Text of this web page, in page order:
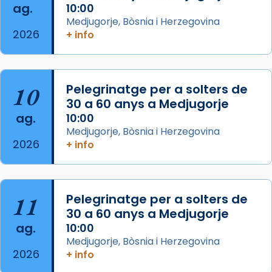
del Sant Pare Lleó XIV a Barcelona, i als
col·laboradors, a la Catedral de Barcelona.
Mons. David Abadías.
📸 Dr. G. Simón
Photo
2 weeks ago
Memòria de les santes Juliana i
Semproniana, verges i màrtirs.
Acompanyant la història de sant Cugat, a
ag.
2026
10:00
Medjugorje, Bòsnia i Herzegovina
+ info
10
ag.
2026
Pelegrinatge per a solters de
30 a 60 anys a Medjugorje
10:00
Medjugorje, Bòsnia i Herzegovina
+ info
11
ag.
2026
Pelegrinatge per a solters de
30 a 60 anys a Medjugorje
10:00
Medjugorje, Bòsnia i Herzegovina
+ info